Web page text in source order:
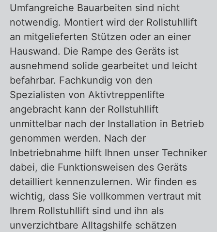
Umfangreiche Bauarbeiten sind nicht
notwendig. Montiert wird der Rollstuhllift
an mitgelieferten Stützen oder an einer
Hauswand. Die Rampe des Geräts ist
ausnehmend solide gearbeitet und leicht
befahrbar. Fachkundig von den
Spezialisten von Aktivtreppenlifte
angebracht kann der Rollstuhllift
unmittelbar nach der Installation in Betrieb
genommen werden. Nach der
Inbetriebnahme hilft Ihnen unser Techniker
dabei, die Funktionsweisen des Geräts
detailliert kennenzulernen. Wir finden es
wichtig, dass Sie vollkommen vertraut mit
Ihrem Rollstuhllift sind und ihn als
unverzichtbare Alltagshilfe schätzen